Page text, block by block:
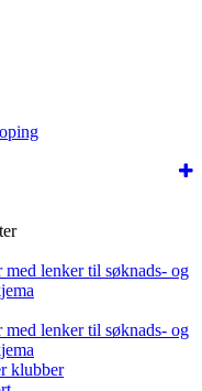
med lenker til søknads- og
med lenker til søknads- og
klubber